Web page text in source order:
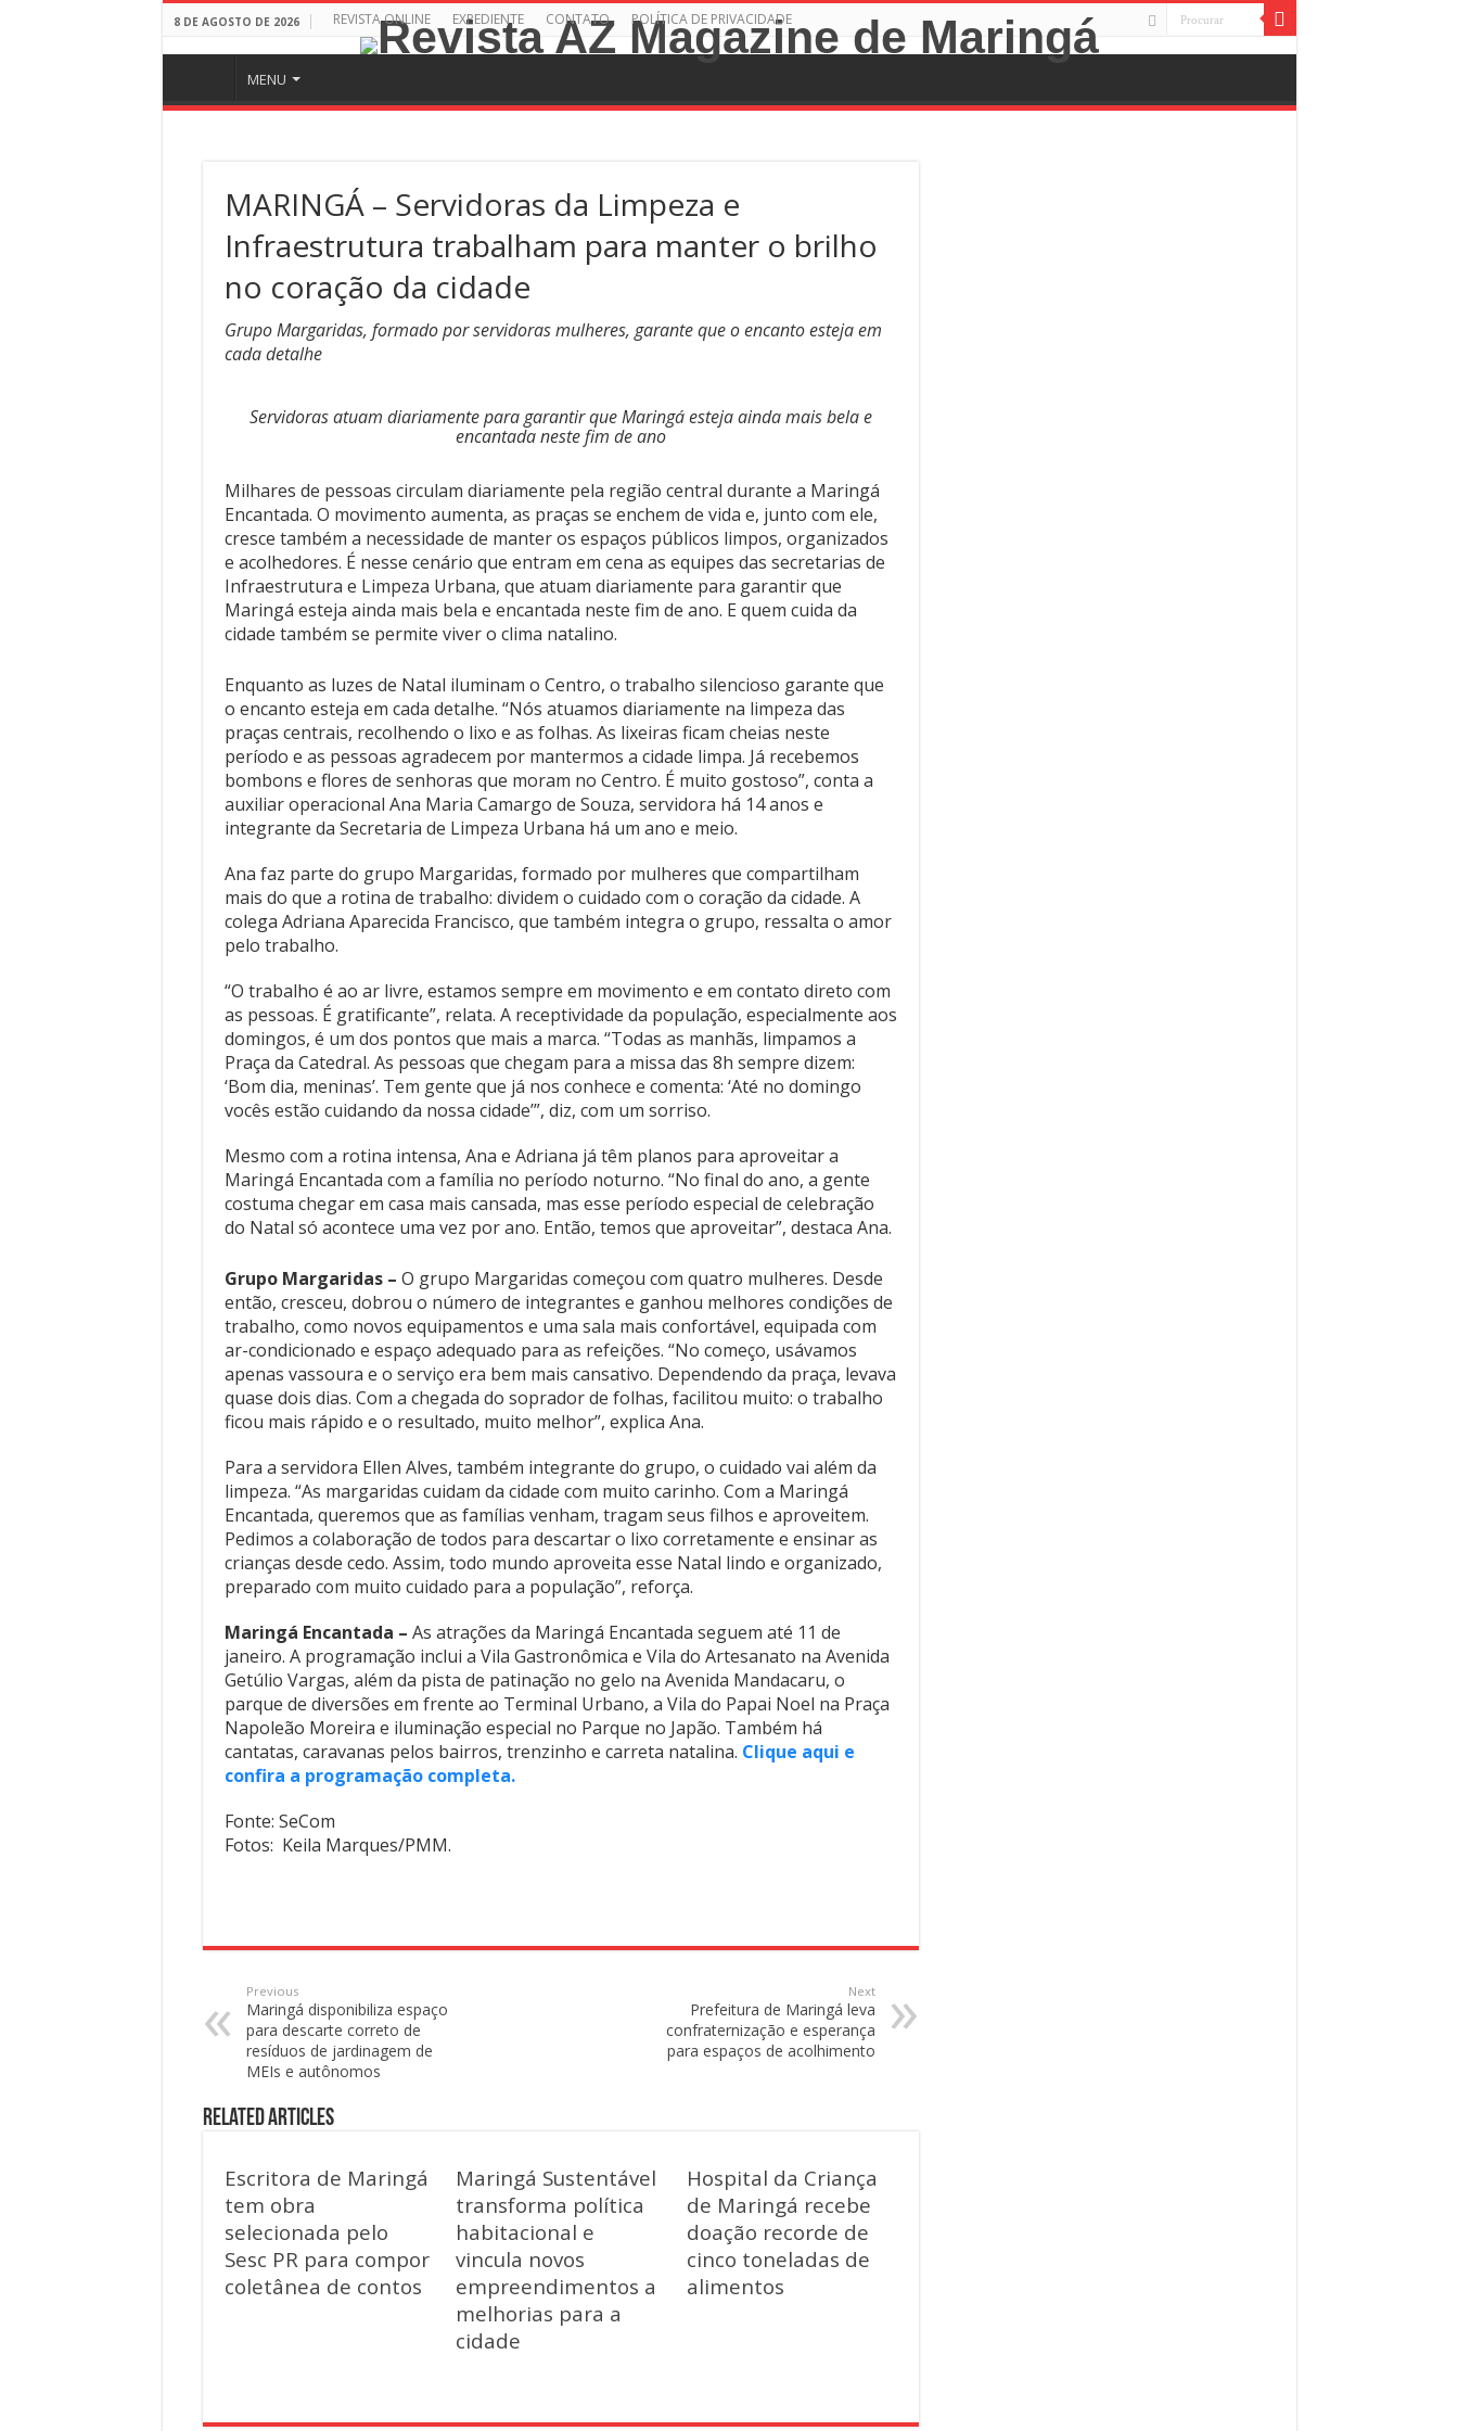
8 DE AGOSTO DE 2026 REVISTA ONLINE EXPEDIENTE CONTATO POLÍTICA DE PRIVACIDADE
MENU
MARINGÁ – Servidoras da Limpeza e
Infraestrutura trabalham para manter o brilho
no coração da cidade
Grupo Margaridas, formado por servidoras mulheres, garante que o encanto esteja em
cada detalhe
Servidoras atuam diariamente para garantir que Maringá esteja ainda mais bela e
encantada neste fim de ano
Milhares de pessoas circulam diariamente pela região central durante a Maringá
Encantada. O movimento aumenta, as praças se enchem de vida e, junto com ele,
cresce também a necessidade de manter os espaços públicos limpos, organizados
e acolhedores. É nesse cenário que entram em cena as equipes das secretarias de
Infraestrutura e Limpeza Urbana, que atuam diariamente para garantir que
Maringá esteja ainda mais bela e encantada neste fim de ano. E quem cuida da
cidade também se permite viver o clima natalino.
Enquanto as luzes de Natal iluminam o Centro, o trabalho silencioso garante que
o encanto esteja em cada detalhe. “Nós atuamos diariamente na limpeza das
praças centrais, recolhendo o lixo e as folhas. As lixeiras ficam cheias neste
período e as pessoas agradecem por mantermos a cidade limpa. Já recebemos
bombons e flores de senhoras que moram no Centro. É muito gostoso”, conta a
auxiliar operacional Ana Maria Camargo de Souza, servidora há 14 anos e
integrante da Secretaria de Limpeza Urbana há um ano e meio.
Ana faz parte do grupo Margaridas, formado por mulheres que compartilham
mais do que a rotina de trabalho: dividem o cuidado com o coração da cidade. A
colega Adriana Aparecida Francisco, que também integra o grupo, ressalta o amor
pelo trabalho.
“O trabalho é ao ar livre, estamos sempre em movimento e em contato direto com
as pessoas. É gratificante”, relata. A receptividade da população, especialmente aos
domingos, é um dos pontos que mais a marca. “Todas as manhãs, limpamos a
Praça da Catedral. As pessoas que chegam para a missa das 8h sempre dizem:
‘Bom dia, meninas’. Tem gente que já nos conhece e comenta: ‘Até no domingo
vocês estão cuidando da nossa cidade’”, diz, com um sorriso.
Mesmo com a rotina intensa, Ana e Adriana já têm planos para aproveitar a
Maringá Encantada com a família no período noturno. “No final do ano, a gente
costuma chegar em casa mais cansada, mas esse período especial de celebração
do Natal só acontece uma vez por ano. Então, temos que aproveitar”, destaca Ana.
Grupo Margaridas – O grupo Margaridas começou com quatro mulheres. Desde
então, cresceu, dobrou o número de integrantes e ganhou melhores condições de
trabalho, como novos equipamentos e uma sala mais confortável, equipada com
ar-condicionado e espaço adequado para as refeições. “No começo, usávamos
apenas vassoura e o serviço era bem mais cansativo. Dependendo da praça, levava
quase dois dias. Com a chegada do soprador de folhas, facilitou muito: o trabalho
ficou mais rápido e o resultado, muito melhor”, explica Ana.
Para a servidora Ellen Alves, também integrante do grupo, o cuidado vai além da
limpeza. “As margaridas cuidam da cidade com muito carinho. Com a Maringá
Encantada, queremos que as famílias venham, tragam seus filhos e aproveitem.
Pedimos a colaboração de todos para descartar o lixo corretamente e ensinar as
crianças desde cedo. Assim, todo mundo aproveita esse Natal lindo e organizado,
preparado com muito cuidado para a população”, reforça.
Maringá Encantada – As atrações da Maringá Encantada seguem até 11 de
janeiro. A programação inclui a Vila Gastronômica e Vila do Artesanato na Avenida
Getúlio Vargas, além da pista de patinação no gelo na Avenida Mandacaru, o
parque de diversões em frente ao Terminal Urbano, a Vila do Papai Noel na Praça
Napoleão Moreira e iluminação especial no Parque no Japão. Também há
cantatas, caravanas pelos bairros, trenzinho e carreta natalina. Clique aqui e
confira a programação completa.
Fonte: SeCom
Fotos: Keila Marques/PMM.
Previous
Maringá disponibiliza espaço
para descarte correto de
resíduos de jardinagem de
MEIs e autônomos
Next
Prefeitura de Maringá leva
confraternização e esperança
para espaços de acolhimento
Related Articles
Escritora de Maringá
tem obra
selecionada pelo
Sesc PR para compor
coletânea de contos
Maringá Sustentável
transforma política
habitacional e
vincula novos
empreendimentos a
melhorias para a
cidade
Hospital da Criança
de Maringá recebe
doação recorde de
cinco toneladas de
alimentos